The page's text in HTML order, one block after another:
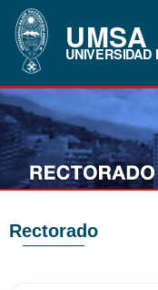
UMSA
UNIVERSIDAD
Rectorado